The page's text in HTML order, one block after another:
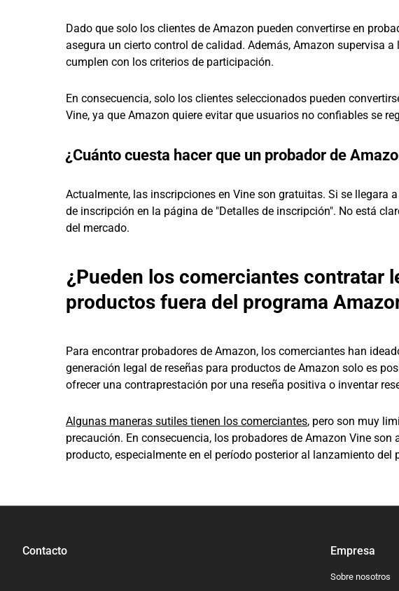
Dado que solo los clientes de Amazon pueden convertirse en
asegura un cierto control de calidad. Además, Amazon supervisa
cumplen con los criterios de participación.
En consecuencia, solo los clientes seleccionados pueden
Vine, ya que Amazon quiere evitar que usuarios no confiables se
¿Cuánto cuesta hacer que un probador de
Actualmente, las inscripciones en Vine son gratuitas. Si se llegara
de inscripción en la página de "Detalles de inscripción". No está
del mercado.
¿Pueden los comerciantes contratar
productos fuera del programa
Para encontrar probadores de Amazon, los comerciantes han
generación legal de reseñas para productos de Amazon solo es
ofrecer una contraprestación por una reseña positiva o inventar
Algunas maneras sutiles tienen los comerciantes, pero son muy
precaución. En consecuencia, los probadores de Amazon Vine
producto, especialmente en el período posterior al lanzamiento del
Contacto Empresa
Sobre nosotros